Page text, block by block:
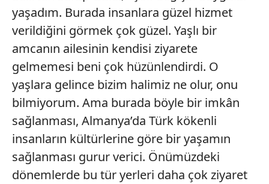
yaşadım. Burada insanlara güzel hizmet
verildiğini görmek çok güzel. Yaşlı bir
amcanın ailesinin kendisi ziyarete
gelmemesi beni çok hüzünlendirdi. O
yaşlara gelince bizim halimiz ne olur, onu
bilmiyorum. Ama burada böyle bir imkân
sağlanması, Almanya’da Türk kökenli
insanların kültürlerine göre bir yaşamın
sağlanması gurur verici. Önümüzdeki
dönemlerde bu tür yerleri daha çok ziyaret